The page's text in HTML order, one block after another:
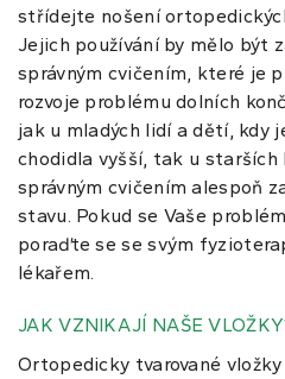
střídejte nošení
Jejich používání by mělo být
správným cvičením, které je
rozvoje problému dolních
jak u mladých lidí a dětí, kdy
chodidla vyšší, tak u
správným cvičením alespoň
stavu. Pokud se Vaše
poraďte se se svým
lékařem.
JAK VZNIKAJÍ NAŠE
Ortopedicky tvarované vložky